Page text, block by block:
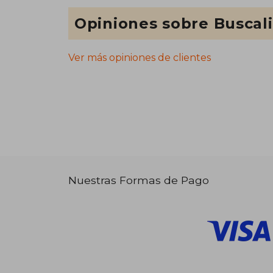
Opiniones sobre
Ver más opiniones de clientes
Nuestras Formas de Pago